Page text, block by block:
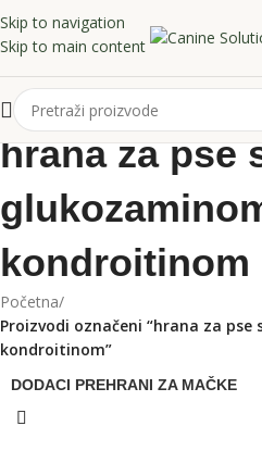
Skip to navigation
Skip to main content
hrana za pse
kondroitinom
Početna/
Proizvodi označeni “hrana za
kondroitinom”
DODACI PREHRANI ZA MAČKE